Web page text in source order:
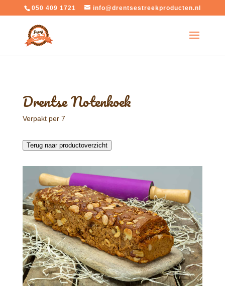
050 409 1721 info@drentsestreekproducten.nl
Drentse Notenkoek
Verpakt per 7
Terug naar productoverzicht